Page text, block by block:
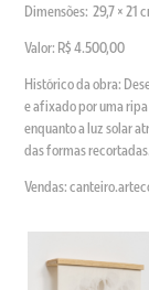
Dimensões: 29,7 × 21
Valor: R$ 4.500,00
Histórico da obra:
e afixado por uma
enquanto a luz solar
das formas recortadas.
Vendas: